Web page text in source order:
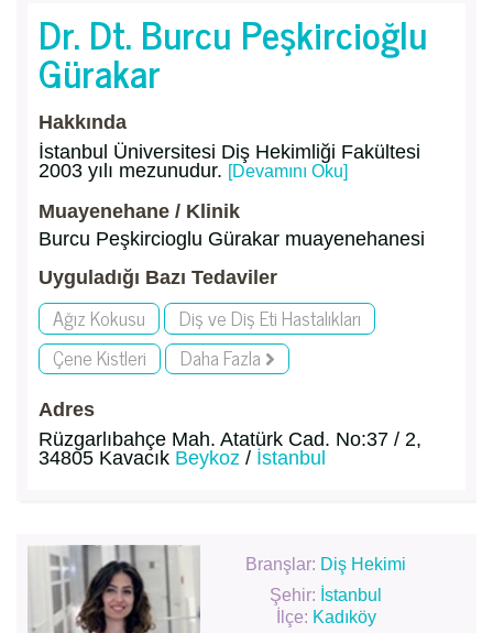
Dr. Dt. Burcu Peşkircioğlu
Gürakar
Hakkında
İstanbul Üniversitesi Diş Hekimliği Fakültesi
2003 yılı mezunudur. [Devamını Oku]
Muayenehane / Klinik
Burcu Peşkircioglu Gürakar muayenehanesi
Uyguladığı Bazı Tedaviler
Ağız Kokusu
Diş ve Diş Eti Hastalıkları
Çene Kistleri
Daha Fazla
Adres
Rüzgarlıbahçe Mah. Atatürk Cad. No:37 / 2,
34805 Kavacık Beykoz / İstanbul
Branşlar: Diş Hekimi
Şehir: İstanbul
İlçe: Kadıköy